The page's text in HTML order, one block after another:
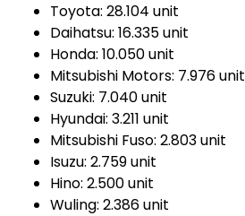
Toyota: 28.104 unit
Daihatsu: 16.335 unit
Honda: 10.050 unit
Mitsubishi Motors: 7.976 unit
Suzuki: 7.040 unit
Hyundai: 3.211 unit
Mitsubishi Fuso: 2.803 unit
Isuzu: 2.759 unit
Hino: 2.500 unit
Wuling: 2.386 unit